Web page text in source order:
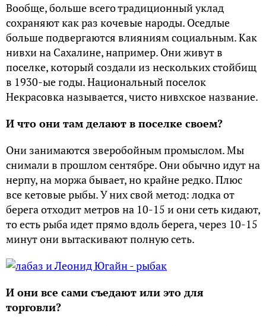
Вообще, больше всего традиционный уклад
сохраняют как раз кочевые народы. Оседлые
больше подвергаются влияниям социальным. Как
нивхи на Сахалине, например. Они живут в
поселке, который создали из нескольких стойбищ
в 1930-ые годы. Национальный поселок
Некрасовка называется, чисто нивхское название.
И что они там делают в поселке своем?
Они занимаются зверобойным промыслом. Мы
снимали в прошлом сентябре. Они обычно идут на
нерпу, на моржа бывает, но крайне редко. Плюс
все кетовые рыбы. У них свой метод: лодка от
берега отходит метров на 10-15 и они сеть кидают,
то есть рыба идет прямо вдоль берега, через 10-15
минут они вытаскивают полную сеть.
И они все сами съедают или это для
торговли?